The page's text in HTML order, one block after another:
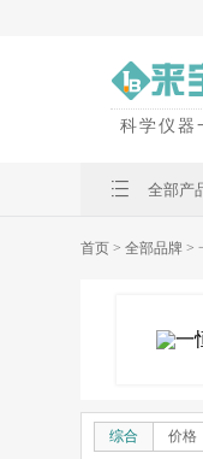
科学仪器
全部产
首页 > 全部品牌 >
综合 价格